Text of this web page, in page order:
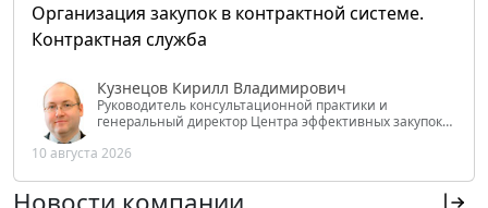
Организация закупок в контрактной системе.
Контрактная служба
Кузнецов Кирилл Владимирович
Руководитель консультационной практики и
генеральный директор Центра эффективных закупок
РФ
10 августа 2026